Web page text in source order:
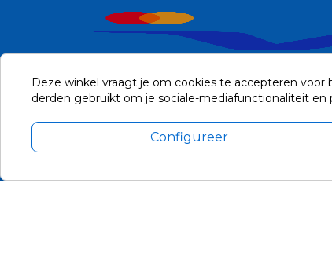
Alle prijzen zijn in Euro, inclusief BTW en andere
Deze winkel vraagt je om cookies te accepteren
derden gebruikt om je sociale-mediafunctionaliteit
Configureer